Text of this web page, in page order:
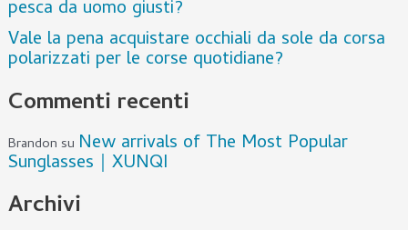
pesca da uomo giusti?
Vale la pena acquistare occhiali da sole da corsa
polarizzati per le corse quotidiane?
Commenti recenti
Brandon su New arrivals of The Most Popular
Sunglasses｜XUNQI
Archivi